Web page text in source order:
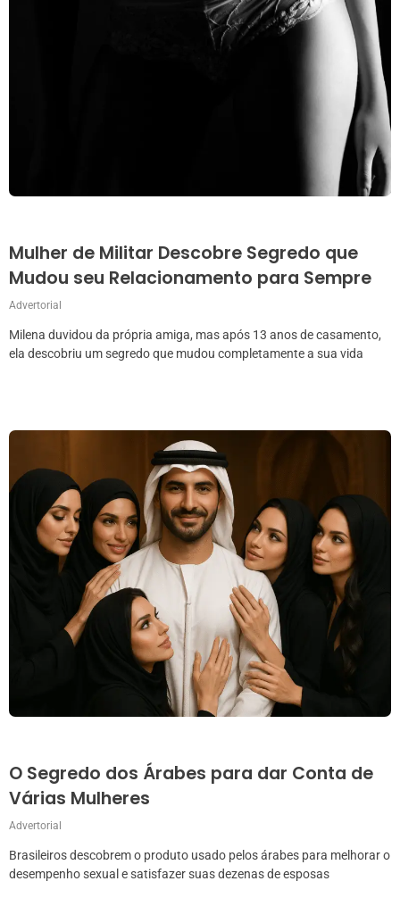
Mulher de Militar Descobre Segredo que
Mudou seu Relacionamento para Sempre
Advertorial
Milena duvidou da própria amiga, mas após 13 anos de casamento,
ela descobriu um segredo que mudou completamente a sua vida
O Segredo dos Árabes para dar Conta de
Várias Mulheres
Advertorial
Brasileiros descobrem o produto usado pelos árabes para melhorar o
desempenho sexual e satisfazer suas dezenas de esposas